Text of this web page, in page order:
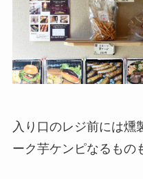
入り口のレジ前には燻
ーク芋ケンピなるもの